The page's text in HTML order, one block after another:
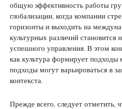
общую эффективность работы
глобализации, когда компании
горизонты и выходить на
культурных различий становится
успешного управления. В этом
как культура формирует подходы
подходы могут варьироваться в
контекста.
Прежде всего, следует отметить,